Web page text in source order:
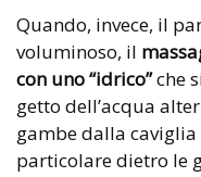
Quando, invece, il
voluminoso, il
con uno “idrico”che
getto dell’acqua
gambe dalla
particolare dietro le